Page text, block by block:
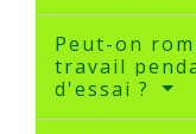
Peut-on
travail
d'essai ?